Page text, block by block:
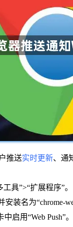
推送实时更新、通
具”>“扩展程序”。
装名为“chrome-
启用“Web Push”。